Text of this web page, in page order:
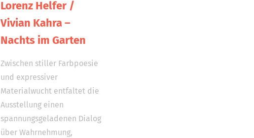
Lorenz Helfer /
Vivian Kahra –
Nachts im Garten
Zwischen stiller Farbpoesie
und expressiver
Materialwucht entfaltet die
Ausstellung einen
spannungsgeladenen Dialog
über Wahrnehmung,